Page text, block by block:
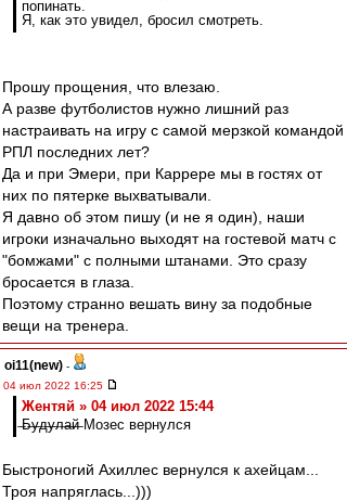
попинать.
Я, как это увидел, бросил смотреть.
Прошу прощения, что влезаю.
А разве футболистов нужно лишний раз
настраивать на игру с самой мерзкой командой
РПЛ последних лет?
Да и при Эмери, при Каррере мы в гостях от
них по пятерке выхватывали.
Я давно об этом пишу (и не я один), наши
игроки изначально выходят на гостевой матч с
"бомжами" с полными штанами. Это сразу
бросается в глаза.
Поэтому странно вешать вину за подобные
вещи на тренера.
oi11(new) -
04 июл 2022 16:25
Жентяй » 04 июл 2022 15:44
̶Б̶у̶д̶у̶л̶а̶й̶ Мозес вернулся
Быстроногий Ахиллес вернулся к ахейцам...
Троя напряглась...)))